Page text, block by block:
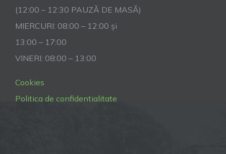
(12:00 – 12:30 PAUZĂ DE MASĂ)
MIERCURI: 08:00 – 12:00 și
13:00 – 17:00
VINERI: 08:00 – 13:00
Cookies
Politica de confidentialitate